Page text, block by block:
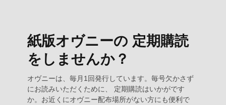
紙版オヴニーの 定期購読
をしませんか？
オヴニーは、毎月1回発行しています。毎号欠かさず
にお読みいただくために、 定期購読はいかがです
か。お近くにオヴニー配布場所がない方にも便利で